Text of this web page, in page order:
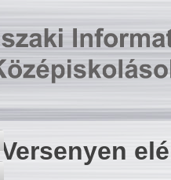
Versenyen